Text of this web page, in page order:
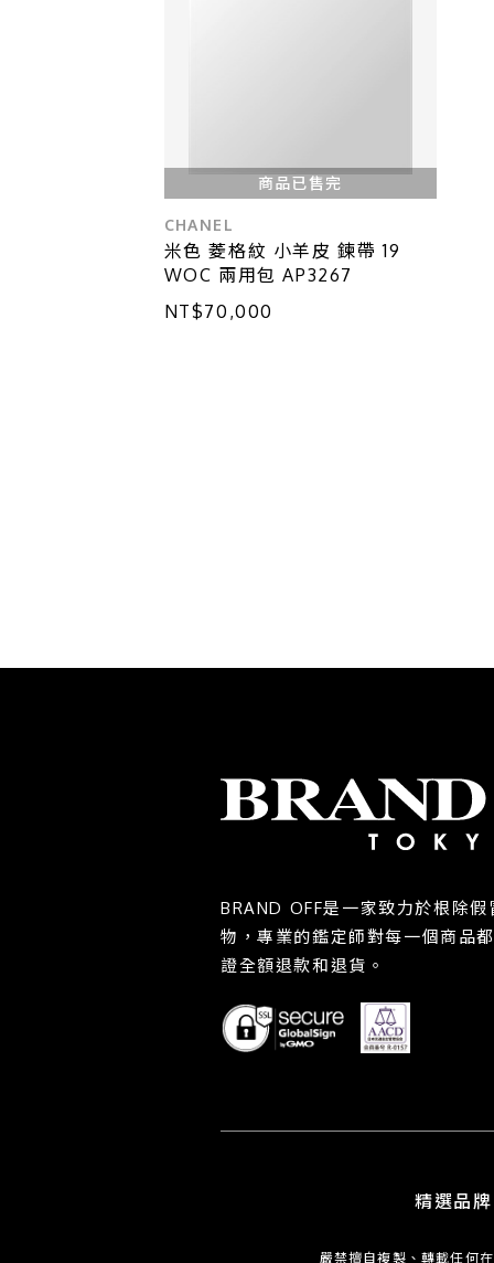
商品已售完
CHANEL
米色 菱格紋 小羊皮 鍊帶 19
WOC 兩用包 AP3267
NT$70,000
BRAND OFF是一家致力於根除
物，專業的鑑定師對每一個商品
證全額退款和退貨。
精選品牌
嚴禁擅自複製、轉載任